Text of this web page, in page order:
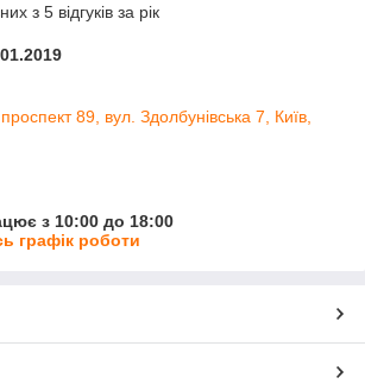
з 5 відгуків за рік
проспект 89, вул. Здолбунівська 7, Київ,
з 10:00 до 18:00
графік роботи